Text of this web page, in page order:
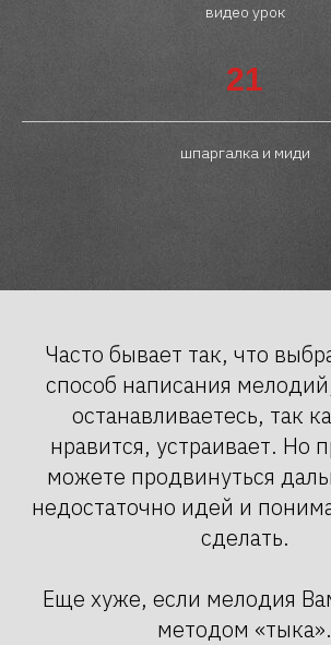
видео урок
21
шпаргалка и миди
Часто бывает так, что
способ написания
останавливаетесь, так
нравится, устраивает. Но
можете продвинуться
недостаточно идей и
сделать.
Еще хуже, если мелодия
методом «тыка».